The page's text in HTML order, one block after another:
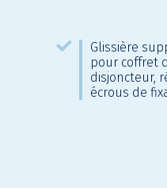
Glissière
pour coffret
disjoncteur,
écrous de